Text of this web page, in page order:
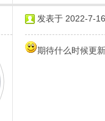
发表于 2022-7-
期待什么时候更